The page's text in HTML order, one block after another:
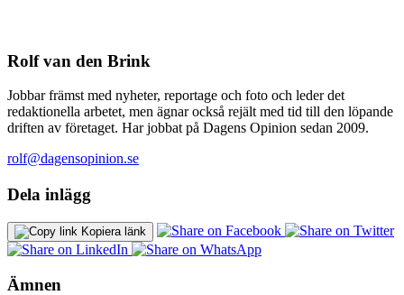
Rolf van den Brink
Jobbar främst med nyheter, reportage och foto och leder det
redaktionella arbetet, men ägnar också rejält med tid till den löpande
driften av företaget. Har jobbat på Dagens Opinion sedan 2009.
rolf@dagensopinion.se
Dela inlägg
Kopiera länk
Ämnen